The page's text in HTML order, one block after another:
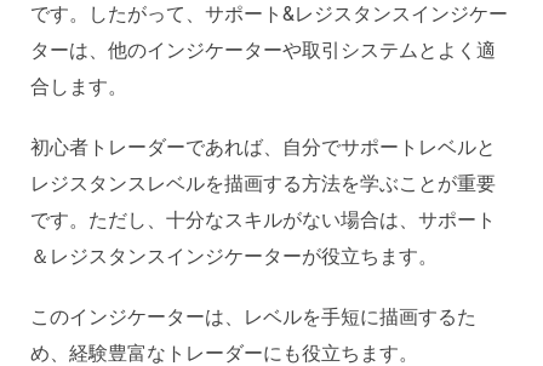
です。したがって、サポート&レジスタンスインジケー
ターは、他のインジケーターや取引システムとよく適
合します。
初心者トレーダーであれば、自分でサポートレベルと
レジスタンスレベルを描画する方法を学ぶことが重要
です。ただし、十分なスキルがない場合は、サポート
＆レジスタンスインジケーターが役立ちます。
このインジケーターは、レベルを手短に描画するた
め、経験豊富なトレーダーにも役立ちます。